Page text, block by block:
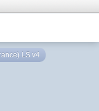
LS v4